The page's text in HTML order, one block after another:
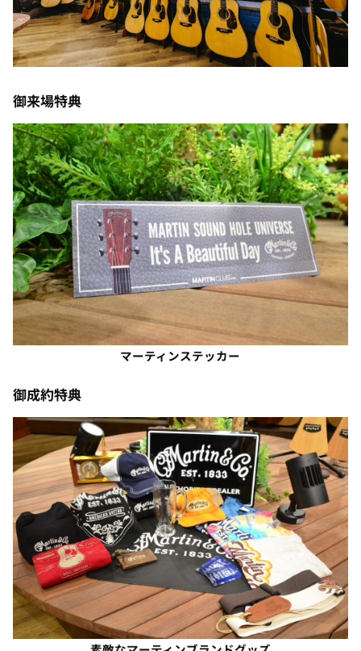
御来場特典
マーティンステッカー
御成約特典